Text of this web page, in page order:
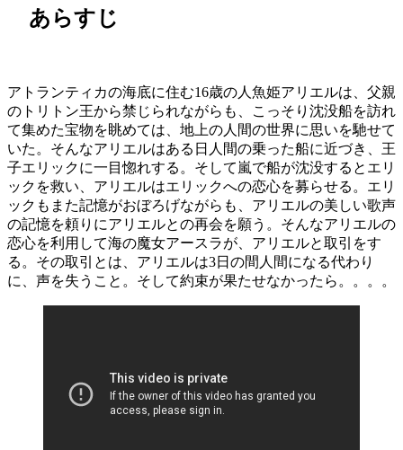
あらすじ
アトランティカの海底に住む16歳の人魚姫アリエルは、父親
のトリトン王から禁じられながらも、こっそり沈没船を訪れ
て集めた宝物を眺めては、地上の人間の世界に思いを馳せて
いた。そんなアリエルはある日人間の乗った船に近づき、王
子エリックに一目惚れする。そして嵐で船が沈没するとエリ
ックを救い、アリエルはエリックへの恋心を募らせる。エリ
ックもまた記憶がおぼろげながらも、アリエルの美しい歌声
の記憶を頼りにアリエルとの再会を願う。そんなアリエルの
恋心を利用して海の魔女アースラが、アリエルと取引をす
る。その取引とは、アリエルは3日の間人間になる代わり
に、声を失うこと。そして約束が果たせなかったら。。。。